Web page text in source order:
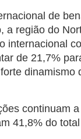
de
a região do
internacional
de 21,7%
dinamismo
continuam
41,8% do